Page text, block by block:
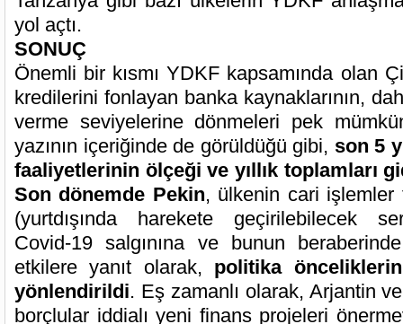
yol açtı.
SONUÇ
Önemli bir kısmı YDKF kapsamında olan
kredilerini fonlayan banka kaynaklarının,
verme seviyelerine dönmeleri pek
yazının içeriğinde de görüldüğü gibi, son 5
faaliyetlerinin ölçeği ve yıllık toplamları
Son dönemde Pekin, ülkenin cari işlemler
(yurtdışında harekete geçirilebilecek
Covid-19 salgınına ve bunun
etkilere yanıt olarak, politika
yönlendirildi. Eş zamanlı olarak, Arjantin
borçlular iddialı yeni finans projeleri